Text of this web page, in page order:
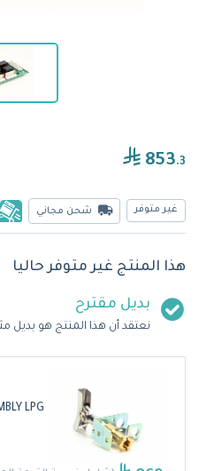
853.3
غير متوفر شحن مجاني
هذا المنتج غير متوفر حاليا
بديل مقترح
نعتقد أن هذا المنتج هو بديل
LPG